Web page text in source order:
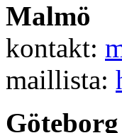
Malmö
kontakt:
maillista:
Göteborg